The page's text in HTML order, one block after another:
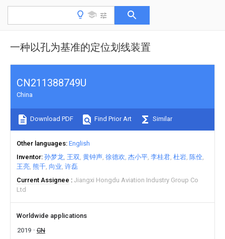
一种以孔为基准的定位划线装置
CN211388749U
China
Download PDF Find Prior Art Similar
Other languages English
Inventor 孙梦龙 王双 黄钟声 徐德欢 杰小平 李桂君 杜岩 陈佺
王亮 熊千 向业 许磊
Current Assignee
Jiangxi Hongdu Aviation Industry Group Co
Ltd
Worldwide applications
2019
CN